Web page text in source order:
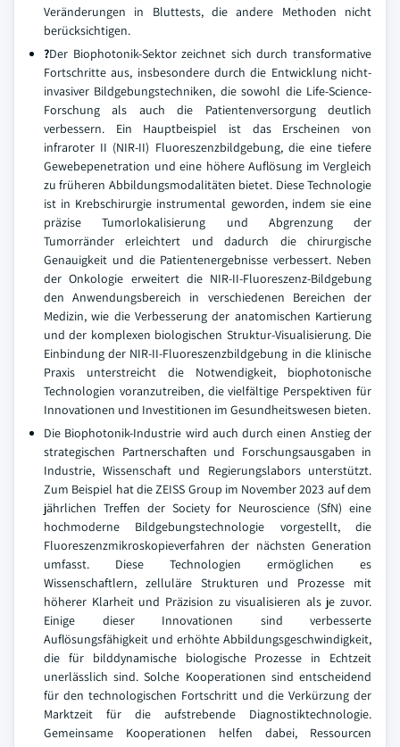
Veränderungen in Bluttests, die andere Methoden nicht
berücksichtigen.
?Der Biophotonik-Sektor zeichnet sich durch transformative
Fortschritte aus, insbesondere durch die Entwicklung nicht-
invasiver Bildgebungstechniken, die sowohl die Life-Science-
Forschung als auch die Patientenversorgung deutlich
verbessern. Ein Hauptbeispiel ist das Erscheinen von
infraroter II (NIR-II) Fluoreszenzbildgebung, die eine tiefere
Gewebepenetration und eine höhere Auflösung im Vergleich
zu früheren Abbildungsmodalitäten bietet. Diese Technologie
ist in Krebschirurgie instrumental geworden, indem sie eine
präzise Tumorlokalisierung und Abgrenzung der
Tumorränder erleichtert und dadurch die chirurgische
Genauigkeit und die Patientenergebnisse verbessert. Neben
der Onkologie erweitert die NIR-II-Fluoreszenz-Bildgebung
den Anwendungsbereich in verschiedenen Bereichen der
Medizin, wie die Verbesserung der anatomischen Kartierung
und der komplexen biologischen Struktur-Visualisierung. Die
Einbindung der NIR-II-Fluoreszenzbildgebung in die klinische
Praxis unterstreicht die Notwendigkeit, biophotonische
Technologien voranzutreiben, die vielfältige Perspektiven für
Innovationen und Investitionen im Gesundheitswesen bieten.
Die Biophotonik-Industrie wird auch durch einen Anstieg der
strategischen Partnerschaften und Forschungsausgaben in
Industrie, Wissenschaft und Regierungslabors unterstützt.
Zum Beispiel hat die ZEISS Group im November 2023 auf dem
jährlichen Treffen der Society for Neuroscience (SfN) eine
hochmoderne Bildgebungstechnologie vorgestellt, die
Fluoreszenzmikroskopieverfahren der nächsten Generation
umfasst. Diese Technologien ermöglichen es
Wissenschaftlern, zelluläre Strukturen und Prozesse mit
höherer Klarheit und Präzision zu visualisieren als je zuvor.
Einige dieser Innovationen sind verbesserte
Auflösungsfähigkeit und erhöhte Abbildungsgeschwindigkeit,
die für bilddynamische biologische Prozesse in Echtzeit
unerlässlich sind. Solche Kooperationen sind entscheidend
für den technologischen Fortschritt und die Verkürzung der
Marktzeit für die aufstrebende Diagnostiktechnologie.
Gemeinsame Kooperationen helfen dabei, Ressourcen